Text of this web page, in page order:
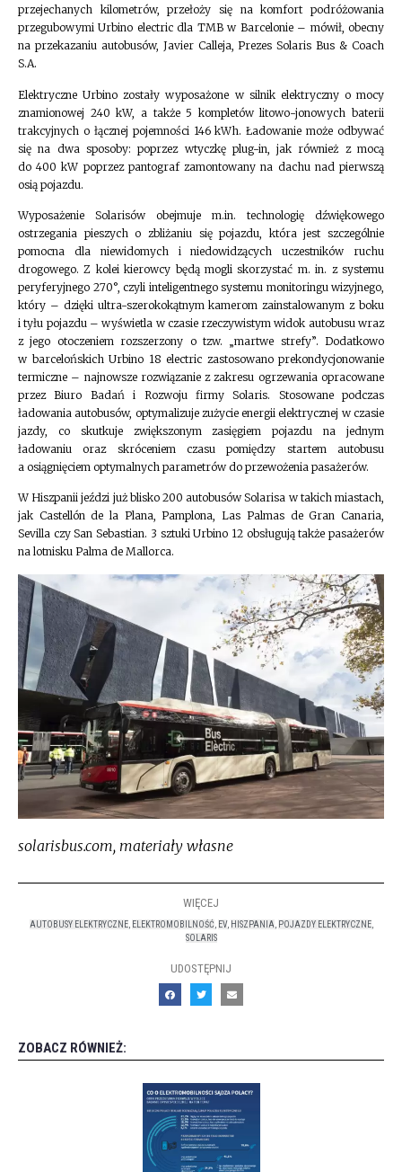
przejechanych kilometrów, przełoży się na komfort podróżowania
przegubowymi Urbino electric dla TMB w Barcelonie – mówił, obecny
na przekazaniu autobusów, Javier Calleja, Prezes Solaris Bus & Coach
S.A.
Elektryczne Urbino zostały wyposażone w silnik elektryczny o mocy
znamionowej 240 kW, a także 5 kompletów litowo-jonowych baterii
trakcyjnych o łącznej pojemności 146 kWh. Ładowanie może odbywać
się na dwa sposoby: poprzez wtyczkę plug-in, jak również z mocą
do 400 kW poprzez pantograf zamontowany na dachu nad pierwszą
osią pojazdu.
Wyposażenie Solarisów obejmuje m.in. technologię dźwiękowego
ostrzegania pieszych o zbliżaniu się pojazdu, która jest szczególnie
pomocna dla niewidomych i niedowidzących uczestników ruchu
drogowego. Z kolei kierowcy będą mogli skorzystać m. in. z systemu
peryferyjnego 270°, czyli inteligentnego systemu monitoringu wizyjnego,
który – dzięki ultra-szerokokątnym kamerom zainstalowanym z boku
i tyłu pojazdu – wyświetla w czasie rzeczywistym widok autobusu wraz
z jego otoczeniem rozszerzony o tzw. „martwe strefy”. Dodatkowo
w barcelońskich Urbino 18 electric zastosowano prekondycjonowanie
termiczne – najnowsze rozwiązanie z zakresu ogrzewania opracowane
przez Biuro Badań i Rozwoju firmy Solaris. Stosowane podczas
ładowania autobusów, optymalizuje zużycie energii elektrycznej w czasie
jazdy, co skutkuje zwiększonym zasięgiem pojazdu na jednym
ładowaniu oraz skróceniem czasu pomiędzy startem autobusu
a osiągnięciem optymalnych parametrów do przewożenia pasażerów.
W Hiszpanii jeździ już blisko 200 autobusów Solarisa w takich miastach,
jak Castellón de la Plana, Pamplona, Las Palmas de Gran Canaria,
Sevilla czy San Sebastian. 3 sztuki Urbino 12 obsługują także pasażerów
na lotnisku Palma de Mallorca.
solarisbus.com, materiały własne
WIĘCEJ
AUTOBUSY ELEKTRYCZNE, ELEKTROMOBILNOŚĆ, EV, HISZPANIA, POJAZDY ELEKTRYCZNE,
SOLARIS
UDOSTĘPNIJ
ZOBACZ RÓWNIEŻ: